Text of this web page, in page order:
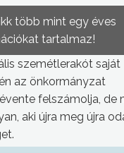
több mint egy éves
tartalmaz!
szemétlerakót saját
az önkormányzat
felszámolja, de
aki újra meg újra